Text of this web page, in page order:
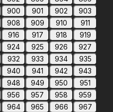
900 901 902
903
908 909 910
911
916 917 918
919
924 925 926
927
932 933 934
935
940 941 942
943
948 949 950
951
956 957 958
959
964 965 966
967